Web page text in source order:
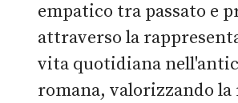
empatico tra passato e
attraverso la
vita quotidiana
romana, valorizzando